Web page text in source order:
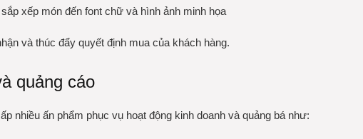
xếp món đến font chữ và hình ảnh minh họa
và thúc đẩy quyết định mua của khách hàng.
quảng cáo
nhiều ấn phẩm phục vụ hoạt động kinh doanh và quảng bá như: